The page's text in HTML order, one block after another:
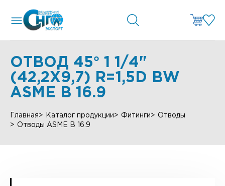
ОТВОД 45° 1 1/4"
(42,2Х9,7) R=1,5D BW
ASME B 16.9
Главная Каталог продукции Фитинги
Отводы
Отводы ASME B 16.9